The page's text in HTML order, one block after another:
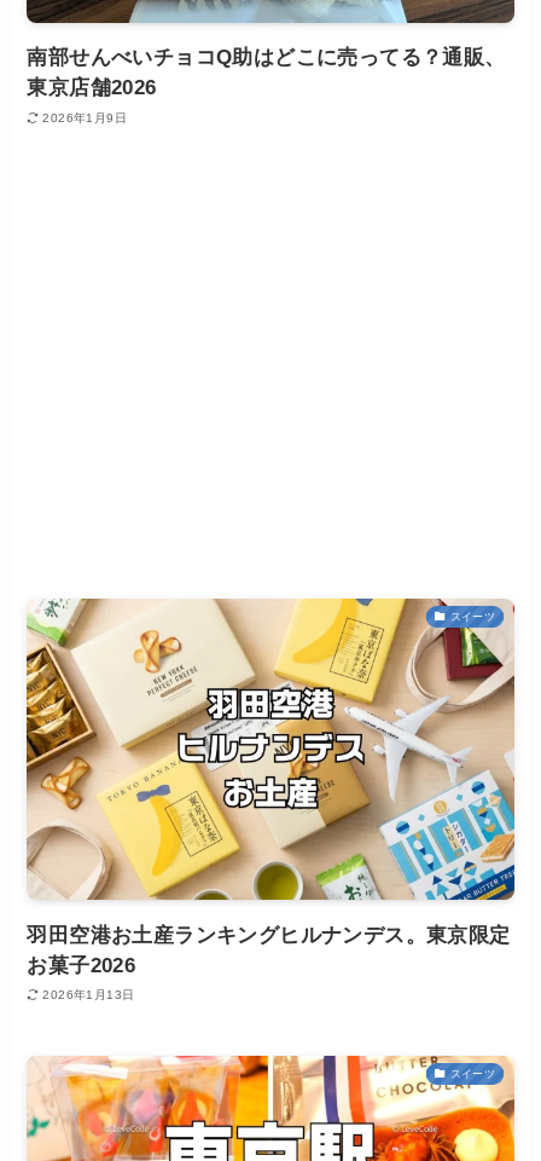
南部せんべいチョコQ助はどこに売ってる？通販、
東京店舗2026
2026年1月9日
スイーツ
羽田空港お土産ランキングヒルナンデス。東京限定
お菓子2026
2026年1月13日
スイーツ